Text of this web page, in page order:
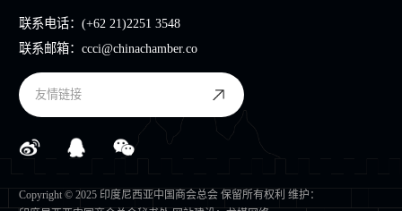
联系电话： (+62 21)2251 3548
联系邮箱： ccci@chinachamber.co
友情链接
Copyright © 2025 印度尼西亚中国商会总会 保留所有权利 维护：